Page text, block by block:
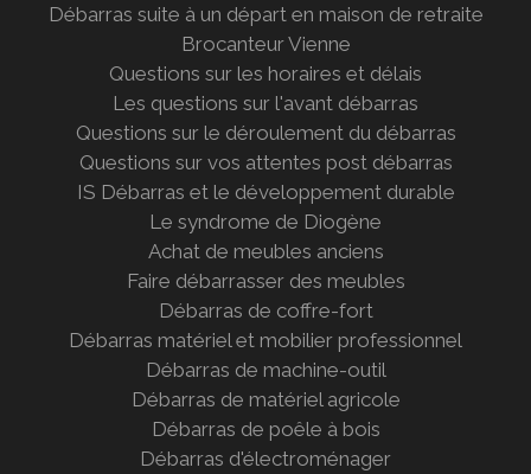
Débarras suite à un départ en maison de retraite
Brocanteur Vienne
Questions sur les horaires et délais
Les questions sur l'avant débarras
Questions sur le déroulement du débarras
Questions sur vos attentes post débarras
IS Débarras et le développement durable
Le syndrome de Diogène
Achat de meubles anciens
Faire débarrasser des meubles
Débarras de coffre-fort
Débarras matériel et mobilier professionnel
Débarras de machine-outil
Débarras de matériel agricole
Débarras de poêle à bois
Débarras d'électroménager